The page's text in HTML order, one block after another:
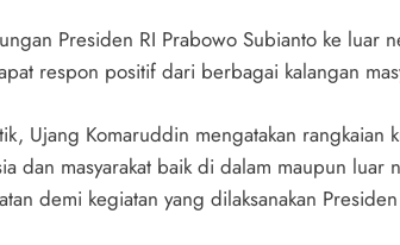
Presiden RI Prabowo Subianto ke
respon positif dari berbagai kalangan
Ujang Komaruddin mengatakan
dan masyarakat baik di dalam maupun
demi kegiatan yang dilaksanakan